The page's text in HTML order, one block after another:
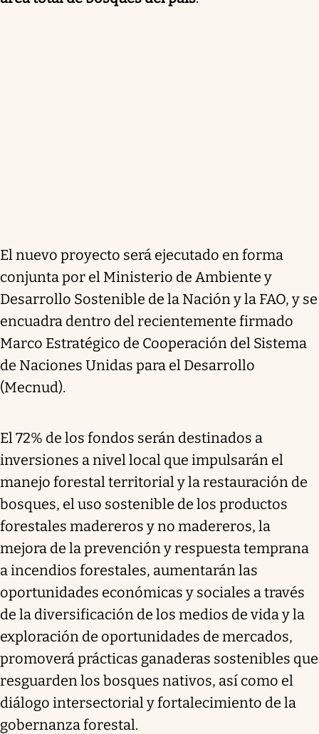
El nuevo proyecto será ejecutado en forma
conjunta por el Ministerio de Ambiente y
Desarrollo Sostenible de la Nación y la FAO, y se
encuadra dentro del recientemente firmado
Marco Estratégico de Cooperación del Sistema
de Naciones Unidas para el Desarrollo
(Mecnud).
El 72% de los fondos serán destinados a
inversiones a nivel local que impulsarán el
manejo forestal territorial y la restauración de
bosques, el uso sostenible de los productos
forestales madereros y no madereros, la
mejora de la prevención y respuesta temprana
a incendios forestales, aumentarán las
oportunidades económicas y sociales a través
de la diversificación de los medios de vida y la
exploración de oportunidades de mercados,
promoverá prácticas ganaderas sostenibles que
resguarden los bosques nativos, así como el
diálogo intersectorial y fortalecimiento de la
gobernanza forestal.